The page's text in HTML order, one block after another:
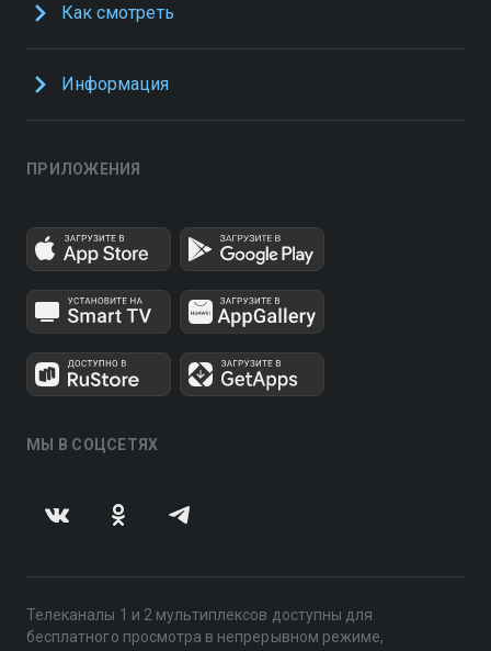
Как смотреть
Информация
ПРИЛОЖЕНИЯ
МЫ В СОЦСЕТЯХ
Телеканалы 1 и 2 мультиплексов доступны для
бесплатного просмотра в непрерывном режиме,